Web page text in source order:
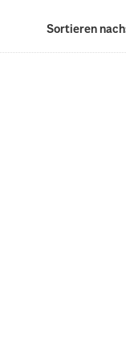
Sortieren nach